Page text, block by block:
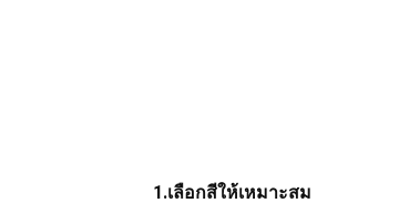
1.เลือกสีให้เหมาะสม